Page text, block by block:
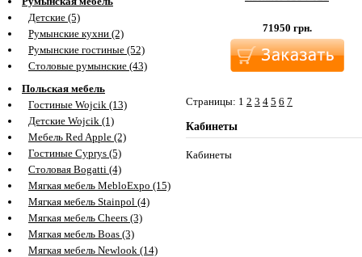
Детские (5)
Румынские кухни (2)
Румынские гостиные (52)
Столовые румынские (43)
Польская мебель
Гостиные Wojcik (13)
Детские Wojcik (1)
Мебель Red Apple (2)
Гостиные Cyprys (5)
Столовая Bogatti (4)
Мягкая мебель MebloExpo (15)
Мягкая мебель Stainpol (4)
Мягкая мебель Cheers (3)
Мягкая мебель Boas (3)
Мягкая мебель Newlook (14)
71950 грн.
Страницы: 1 2 3 4 5 6 7
Кабинеты
Кабинеты